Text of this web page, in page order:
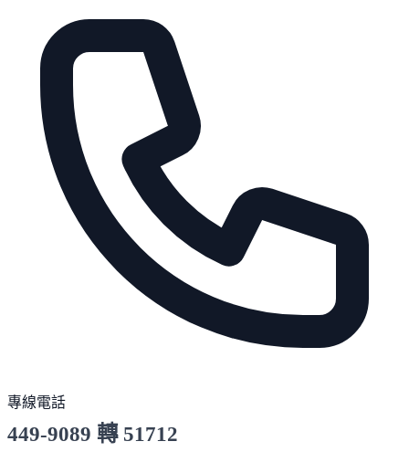
專線電話
449-9089 轉 51712
服務時間 10:00～19:00